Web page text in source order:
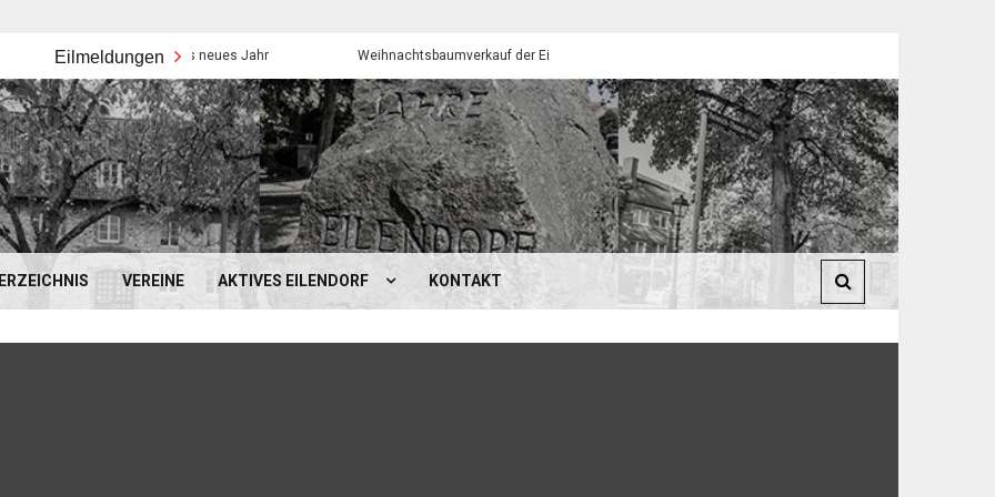
Eilmeldungen
Frohes neues Jahr Weihnachtsbaumverkauf der Eilendorfer Pfadfinder
VEREINE AKTIVES EILENDORF KONTAKT